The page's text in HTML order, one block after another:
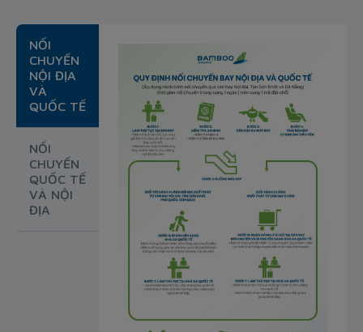
NỐI
CHUYẾN
NỘI ĐỊA
VÀ
QUỐC TẾ
NỐI
CHUYẾN
QUỐC TẾ
VÀ NỘI
ĐỊA